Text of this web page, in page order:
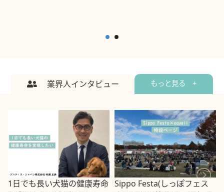
業界人インタビュー もっと見る +
1日でも長い犬猫の健康寿命 Sippo Festa(しっぽフェス